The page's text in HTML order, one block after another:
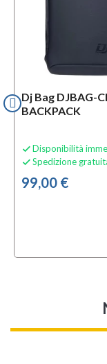
Dj Bag DJBAG-
BACKPACK
 Disponibilità
 Spedizione
99,00 €